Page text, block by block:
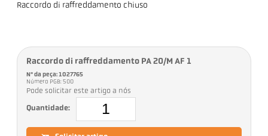
Raccordo di raffreddamento chiuso
Raccordo di raffreddamento PA 20/M AF 1
Nº da peça: 1027765
Número PGB: 500
Pode solicitar este artigo a nós
Quantidade: